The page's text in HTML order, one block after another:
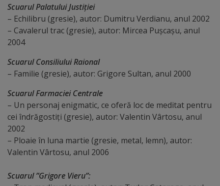
Organigrama
primăriei
de
funcționare
Integritate
calitate
Scuarul Palatului Justiției
– Echilibru (gresie), autor: Dumitru Verdianu, anul 2002
– Cavalerul trac (gresie), autor: Mircea Pușcașu, anul
2004
Scuarul Consiliului Raional
– Familie (gresie), autor: Grigore Sultan, anul 2000
Scuarul Farmaciei Centrale
– Un personaj enigmatic, ce oferă loc de meditat pentru
cei îndrăgostiți (gresie), autor: Valentin Vârtosu, anul
2002
– Ploaie în luna martie (gresie, metal, lemn), autor:
Valentin Vârtosu, anul 2006
Scuarul ”Grigore Vieru”: